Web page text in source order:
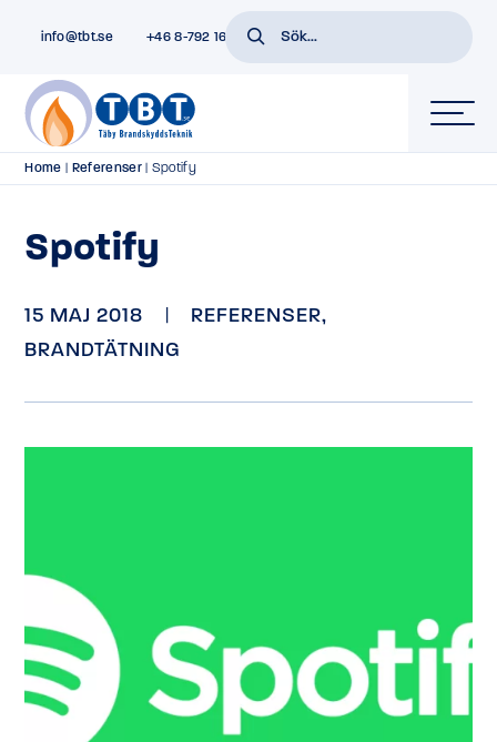
info@tbt.se +46 8-792 16 01
Home Referenser| Spotify
Spotify
15 MAJ 2018 REFERENSER,
BRANDTÄTNING